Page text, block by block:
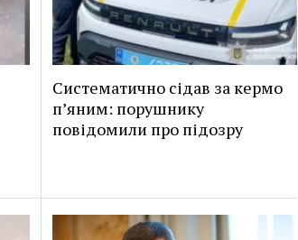
Систематично сідав за кермо
п’яним: порушнику
повідомили про підозру